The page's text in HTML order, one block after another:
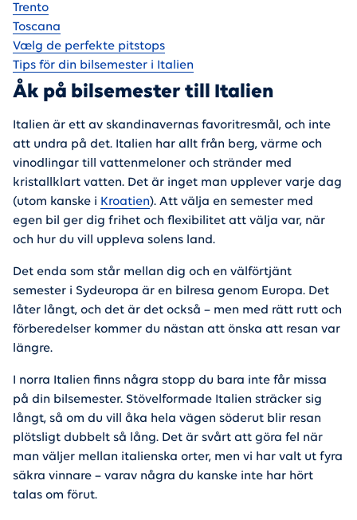
Trento
Toscana
Vælg de perfekte pitstops
Tips för din bilsemester i Italien
Åk på bilsemester till Italien
Italien är ett av skandinavernas favoritresmål, och inte
att undra på det. Italien har allt från berg, värme och
vinodlingar till vattenmeloner och stränder med
kristallklart vatten. Det är inget man upplever varje dag
(utom kanske i Kroatien). Att välja en semester med
egen bil ger dig frihet och flexibilitet att välja var, när
och hur du vill uppleva solens land.
Det enda som står mellan dig och en välförtjänt
semester i Sydeuropa är en bilresa genom Europa. Det
låter långt, och det är det också – men med rätt rutt och
förberedelser kommer du nästan att önska att resan var
längre.
I norra Italien finns några stopp du bara inte får missa
på din bilsemester. Stövelformade Italien sträcker sig
långt, så om du vill åka hela vägen söderut blir resan
plötsligt dubbelt så lång. Det är svårt att göra fel när
man väljer mellan italienska orter, men vi har valt ut fyra
säkra vinnare – varav några du kanske inte har hört
talas om förut.